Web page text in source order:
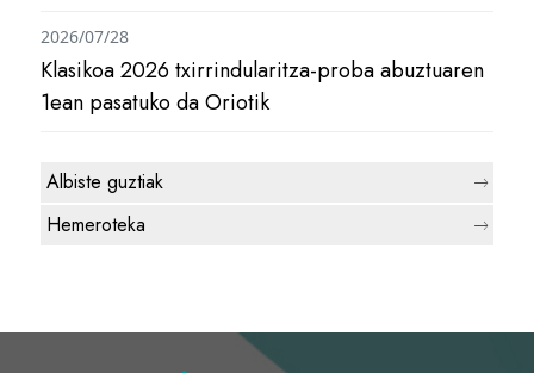
Klasikoa 2026 txirrindularitza-proba abuztuaren
1ean pasatuko da Oriotik
2026/07/28
Albiste guztiak
Hemeroteka